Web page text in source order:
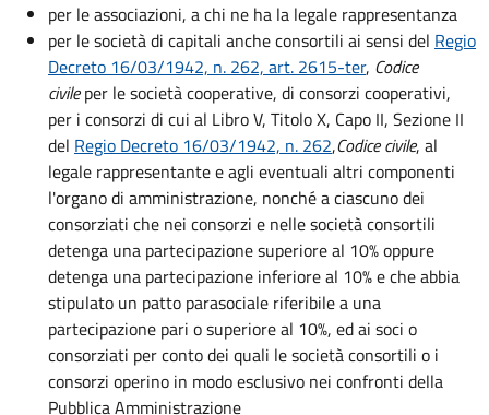
per le associazioni, a chi ne ha la legale rappresentanza
per le società di capitali anche consortili ai sensi del Regio
Decreto 16/03/1942, n. 262, art. 2615-ter, Codice
civileper le società cooperative, di consorzi cooperativi,
per i consorzi di cui al Libro V, Titolo X, Capo II, Sezione II
del Regio Decreto 16/03/1942, n. 262,Codice civile, al
legale rappresentante e agli eventuali altri componenti
l'organo di amministrazione, nonché a ciascuno dei
consorziati che nei consorzi e nelle società consortili
detenga una partecipazione superiore al 10% oppure
detenga una partecipazione inferiore al 10% e che abbia
stipulato un patto parasociale riferibile a una
partecipazione pari o superiore al 10%, ed ai soci o
consorziati per conto dei quali le società consortili o i
consorzi operino in modo esclusivo nei confronti della
Pubblica Amministrazione